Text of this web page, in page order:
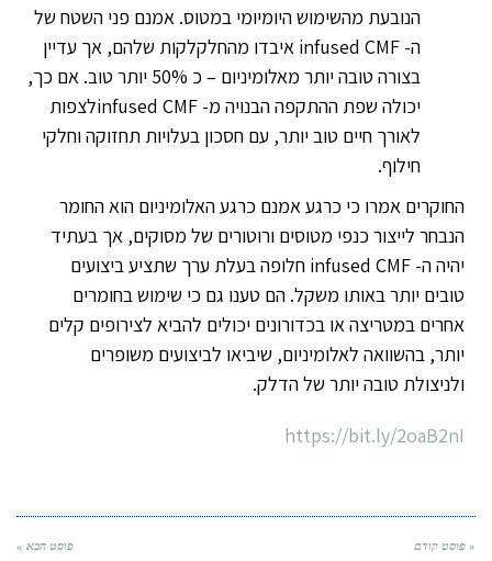
הנובעת מהשימוש היומיומי במטוס. אמנם פני השטח של
ה- infused CMF איבדו מהחלקלקות שלהם, אך עדיין
בצורה טובה יותר מאלומיניום – כ 50% יותר טוב. אם כך,
יכולה שפת ההתקפה הבנויה מ- infused CMFלצפות
לאורך חיים טוב יותר, עם חסכון בעלויות תחזוקה וחלקי
חילוף.
החוקרים אמרו כי כרגע אמנם כרגע האלומיניום הוא החומר
הנבחר לייצור כנפי מטוסים ורוטורים של מסוקים, אך בעתיד
יהיה ה- infused CMF חלופה בעלת ערך שתציע ביצועים
טובים יותר באותו משקל. הם טענו גם כי שימוש בחומרים
אחרים במטריצה או בכדורונים יכולים להביא לצירופים קלים
יותר, בהשוואה לאלומיניום, שיביאו לביצועים משופרים
ולניצולת טובה יותר של הדלק.
https://bit.ly/2oaB2nI
« פוסט קודם פוסט הבא »